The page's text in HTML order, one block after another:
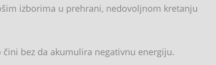
izborima u prehrani, nedovoljnom kretanju
čini bez da akumulira negativnu energiju.